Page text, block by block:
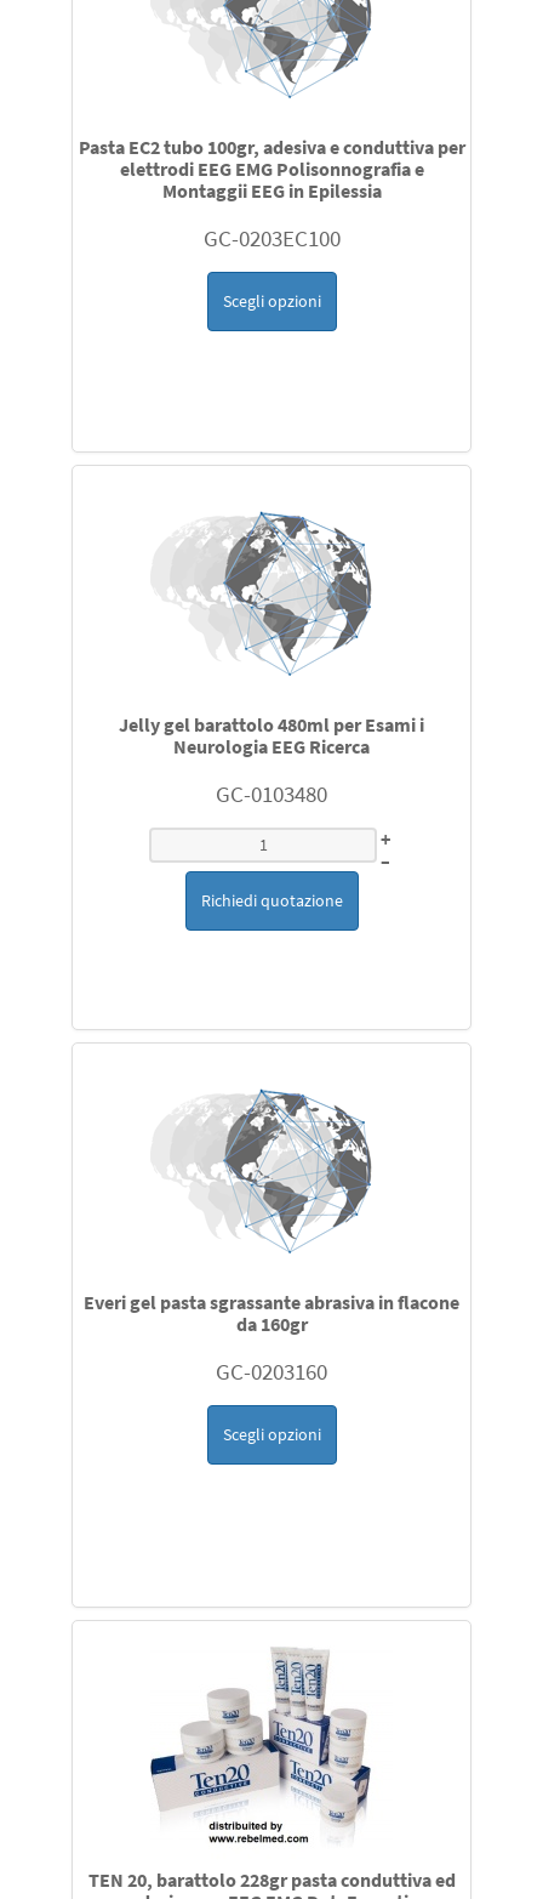
Pasta EC2 tubo 100gr, adesiva e conduttiva per
elettrodi EEG EMG Polisonnografia e
Montaggii EEG in Epilessia
GC-0203EC100
Scegli opzioni
Jelly gel barattolo 480ml per Esami i
Neurologia EEG Ricerca
GC-0103480
+
–
Richiedi quotazione
Everi gel pasta sgrassante abrasiva in flacone
da 160gr
GC-0203160
Scegli opzioni
TEN 20, barattolo 228gr pasta conduttiva ed